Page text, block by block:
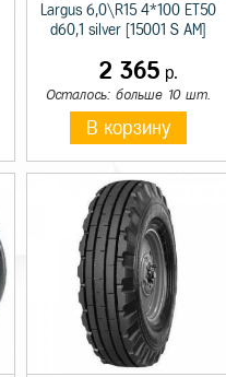
Largus 6,0\R15 4*100 ET50
d60,1 silver [15001 S AM]
2 365 р.
Осталось: больше 10 шт.
В корзину